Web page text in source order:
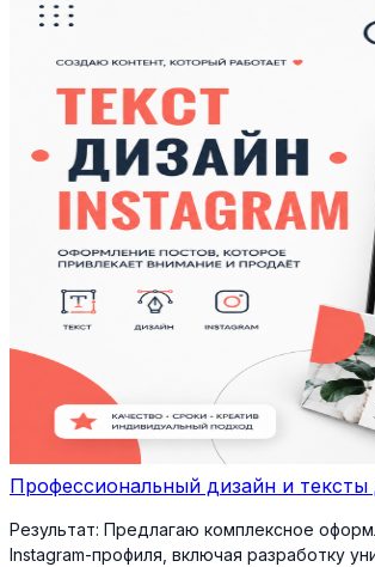
Профессиональный дизайн и тексты
Результат: Предлагаю комплексное
Instagram-профиля, включая разработку